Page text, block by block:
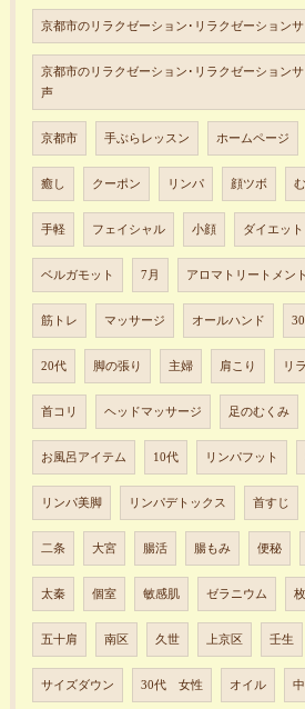
京都市のリラクゼーション･リラクゼーション
京都市のリラクゼーション･リラクゼーション
声
京都市 手ぶらレッスン ホームページ
癒し クーポン リンパ 顔ツボ
手軽 フェイシャル 小顔 ダイエット
ベルガモット 7月 アロマトリートメント
筋トレ マッサージ オールハンド
20代 脚の張り 主婦 肩こり リ
首コリ ヘッドマッサージ 足のむくみ
お風呂アイテム 10代 リンパフット
リンパ美脚 リンパデトックス 首すじ
二条 大宮 腸活 腸もみ 便秘
太秦 個室 敏感肌 ゼラニウム
五十肩 南区 久世 上京区 壬生
サイズダウン 30代 女性 オイル